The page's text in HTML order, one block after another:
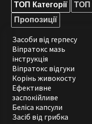
ТОП Категорії ТОП
Пропозиції
Засоби від герпесу
Віпратокс мазь
інструкція
Віпратокс відгуки
Корінь живокосту
Ефективне
заспокійливе
Беліса капсули
Засіб від грибка